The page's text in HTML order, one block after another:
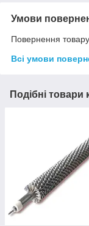
Умови
Повернення
Всі умови
Подібні товари